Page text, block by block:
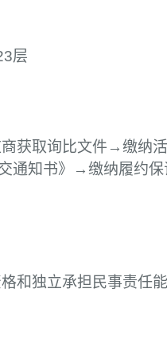
层
获取询比文件→缴纳
通知书》→缴纳履约
和独立承担民事责任